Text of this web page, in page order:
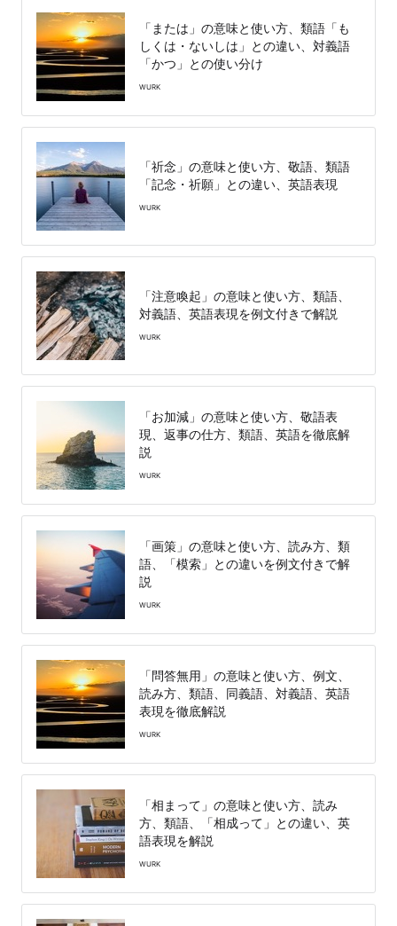
「または」の意味と使い方、類語「も
しくは・ないしは」との違い、対義語
「かつ」との使い分け
WURK
「祈念」の意味と使い方、敬語、類語
「記念・祈願」との違い、英語表現
WURK
「注意喚起」の意味と使い方、類語、
対義語、英語表現を例文付きで解説
WURK
「お加減」の意味と使い方、敬語表
現、返事の仕方、類語、英語を徹底解
説
WURK
「画策」の意味と使い方、読み方、類
語、「模索」との違いを例文付きで解
説
WURK
「問答無用」の意味と使い方、例文、
読み方、類語、同義語、対義語、英語
表現を徹底解説
WURK
「相まって」の意味と使い方、読み
方、類語、「相成って」との違い、英
語表現を解説
WURK